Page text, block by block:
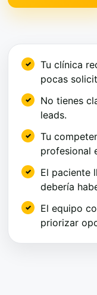
Tu clínica
pocas
No tienes
leads.
Tu
profesional
El paciente
debería
El equipo
priorizar